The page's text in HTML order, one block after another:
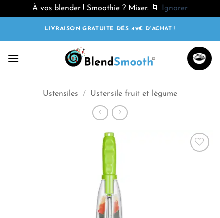
À vos blender ! Smoothie ? Mixer. 🌀
Ignorer
LIVRAISON GRATUITE DÉS 49€ D'ACHAT !
Ustensiles / Ustensile fruit et légume